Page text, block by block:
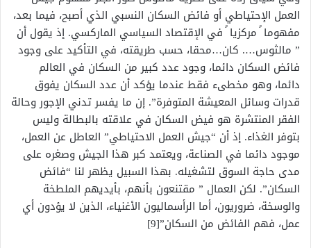
العمل الإحتياطي أو فائض السكان النسبي الذي أصبح، فيما بعد،
مفهوما ً مركزيا ً في الإقتصاد السياسي الماركسي. إذ يقول أن
” مالثوس…. كان…محقا، حسب طريقته، في التأكيد على وجود
فائض السكان دائما، وجود عدد كبير من السكان في العالم
دائما، وهو مخطىء فقط عندما يؤكد أن عدد السكان يفوق
قدرات وسائل المعيشة المتوفرة”. إن ما يفسر تدني الإجور وحالة
الفقر المنتشرة هو فيض السكان في علاقته بالبطالة وليس
بتوفر الغذاء. إذ أن “جيش العمل الاحتياطي” العاطل عن العمل،
موجود دائما في الصناعة، ويعتمد كبر هذا الجيش وصغره على
مدى حاجة السوق لتشغيله. بهذا السبيل يظهر لنا “فائض
السكان”. لكن العمال ” مقتنعون بأنهم، بأيديهم الملطخة
والوسخة، ضروريون، أما الرأسماليون الأغنياء، الذين لا يؤدون أي
عمل، فهم الفائض من السكان”[9]